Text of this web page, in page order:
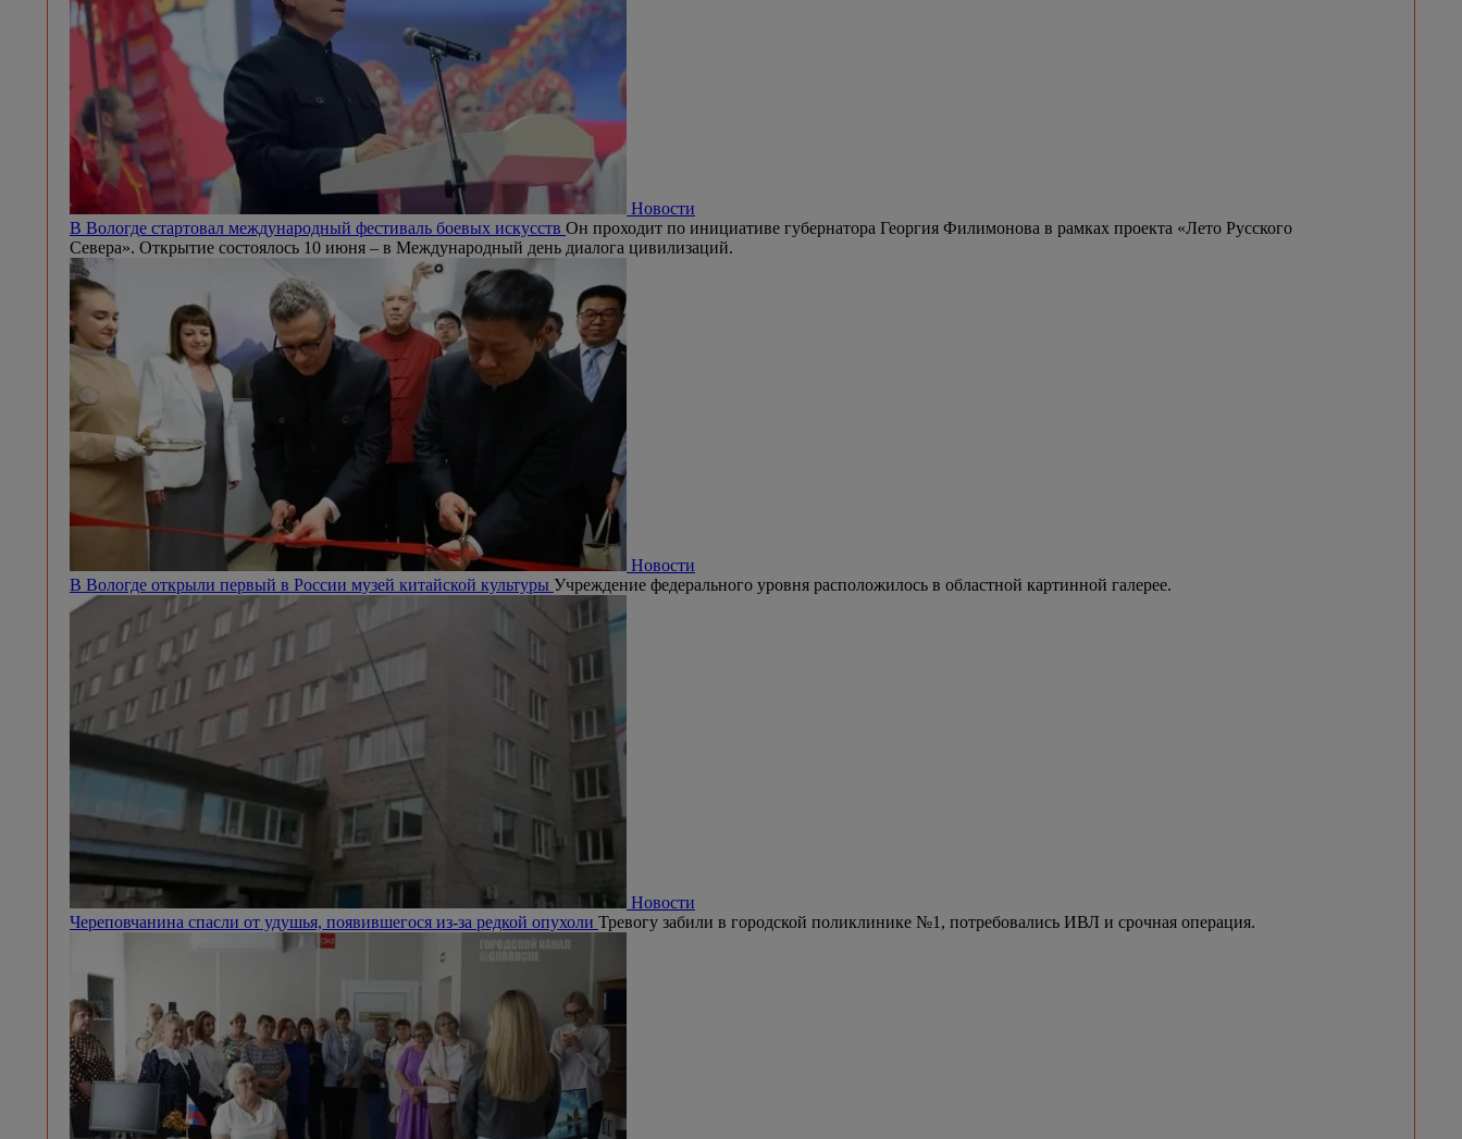
Новости
В Вологде стартовал международный фестиваль боевых искусств Он проходит по инициативе губернатора Георгия Филимонова в рамках проекта «Лето Русского
Севера». Открытие состоялось 10 июня – в Международный день диалога цивилизаций.
Новости
В Вологде открыли первый в России музей китайской культуры Учреждение федерального уровня расположилось в областной картинной галерее.
Новости
Череповчанина спасли от удушья, появившегося из-за редкой опухоли Тревогу забили в городской поликлинике №1, потребовались ИВЛ и срочная операция.